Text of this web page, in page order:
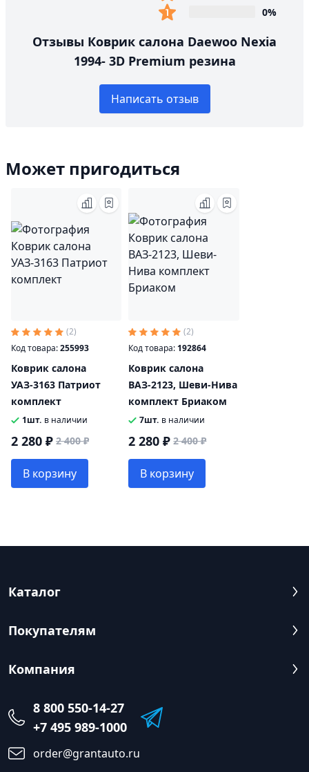
0%
Отзывы Коврик салона Daewoo Nexia
1994- 3D Premium резина
Написать отзыв
Может пригодиться
(2)
Код товара:255993
Коврик салона
УАЗ-3163 Патриот
комплект
1шт. в наличии
2 280 ₽ 2 400 ₽
В корзину
(2)
Код товара: 192864
Коврик салона
ВАЗ-2123, Шеви-Нива
комплект Бриаком
7шт. в наличии
2 280 ₽ 2 400 ₽
В корзину
Каталог
Покупателям
Компания
8 800 550-14-27
+7 495 989-1000
order@grantauto.ru